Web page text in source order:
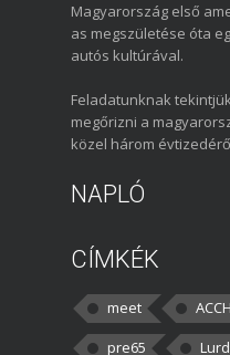
Magyarország első
as megszületése óta
autós kultúrával.
Feladatunknak
megőrizni a
közel három
NAPLÓ
CÍMKÉK
meet ACCH
pre65